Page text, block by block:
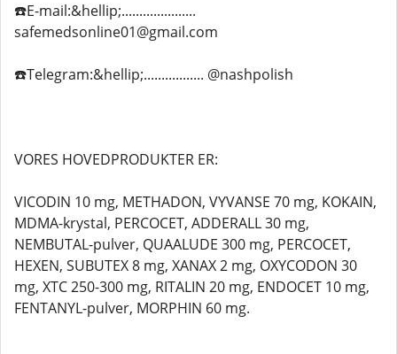
☎️E-mail:&hellip;.....................
safemedsonline01@gmail.com
☎️Telegram:&hellip;................. @nashpolish
VORES HOVEDPRODUKTER ER:
VICODIN 10 mg, METHADON, VYVANSE 70 mg, KOKAIN,
MDMA-krystal, PERCOCET, ADDERALL 30 mg,
NEMBUTAL-pulver, QUAALUDE 300 mg, PERCOCET,
HEXEN, SUBUTEX 8 mg, XANAX 2 mg, OXYCODON 30
mg, XTC 250-300 mg, RITALIN 20 mg, ENDOCET 10 mg,
FENTANYL-pulver, MORPHIN 60 mg.